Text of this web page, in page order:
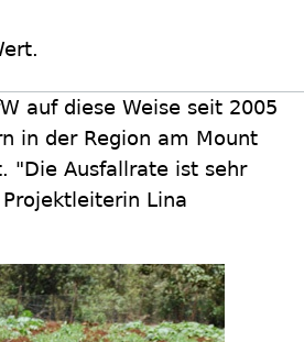
auf diese Weise seit 2005
in der Region am Mount
"Die Ausfallrate ist sehr
Lina